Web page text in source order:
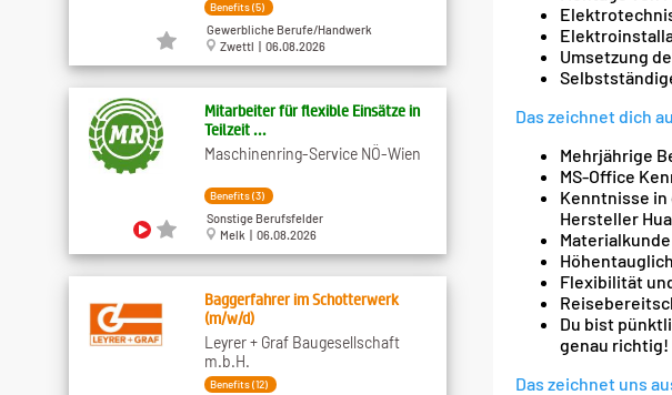
Umsetzung
Das zeichnet dich
Mehrjährige
MS-Office
Kenntnisse in
Hersteller
Flexibilität
Du bist
genau richtig!
Das zeichnet uns aus
Benefits (5)
Gewerbliche Berufe/Handwerk
Zwettl | 06.08.2026
Mitarbeiter für flexible Einsätze in
Teilzeit ...
Maschinenring-Service NÖ-Wien
Benefits (3)
Sonstige Berufsfelder
Melk | 06.08.2026
Baggerfahrer im Schotterwerk
(m/w/d)
Leyrer + Graf Baugesellschaft
m.b.H.
Benefits (12)